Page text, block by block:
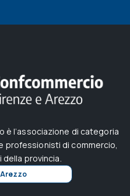
è l’associazione di categoria
professionisti di commercio,
provincia.